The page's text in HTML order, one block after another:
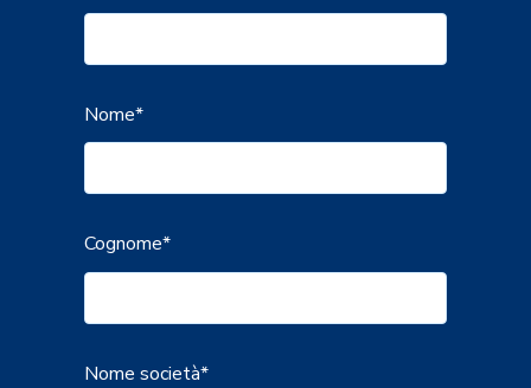
Nome*
Cognome*
Nome società*